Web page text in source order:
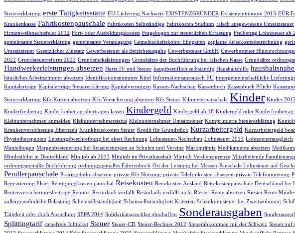
Steuererklärung erste Tätigkeitsstätte EU-Lieferung Nachweis EXISTENZGRÜNDER Existenzminimum 2013 EÜR
Krankenkasse Fahrtkostenpauschale Fahrtkosten Selbständige Fahrtkosten Studium falsch ausgewiesene Umsatzsteuer
Firmenweihnachtsfeier 2012 Fort- oder Ausbildungskosten Fragebogen zur steuerlichen Erfassung Freibetrag Lohnsteuer ab
gemeinsame Steuererklärung gemeinsame Veranlagung Gemeinschaftskonto Ehegatten geplante Reisekostenberechnung
Umsatzsteuer Gesetzlicher Zinssatz Gewerbesteuer als Betriebsausgabe Gewerbesteuer GmbH Gewerbesteuer
2022 Grundsteuerreform 2022 Grundstücksleistungen Grundsätze der Buchführung bei falschen Kasse Grundsätze
Handwerkerleistungen absetzen Hartz IV und Steuer hauptberuflich selbständig Haushaltshilfe
häusliches Arbeitszimmer absetzen Identifikationsnummer Kind Informationsaustausch EU innergemeinschaftliche
Kapitalerträge Kapitalerträge Steuererklärung Kapitalvermögen Kassen-Nachschau Kassenbuch Kassenbuch Pflicht
Steuererklärung Kfz-Kosten absetzen Kfz-Versicherung absetzen Kfz Steuer Kilometerpauschale Kinder Kinder 2012
Kinderfreibetrag Kinderfreibetrag übertragen lassen Kindergeld Kindergeld ab 18 Kindergeld oder Kinderfreibetrag
Kleinunternehmen anmelden Kleinunternehmerstatus Kleinunternehmer Umsatzsteuer Komprimierte Steuererklärung
Krankenversicherung Elternzeit Krankheitskosten Steuer Kredit für Grundstück Kurzarbeitergeld Kurzarbeitergeld
Physiotherapeuten Leistungsbeschreibung bei einer Rechnung Lohnsteuer-Nachschau Lohnsteuer 2013 Lohnsteuerausgleich
Mantelbogen Margenbesteuerung bei Reiseleistungen an Schulen und Vereine Marktprämie Medikamente absetzen
Mindestlohn in Deutschland Minijob ab 2013 Minijob im Privathaushalt Minijob Verdienstgrenze Mitarbeitende
ordnungsgemäße Buchführung ordnungsgemäßes Fahrtenbuch Ort der Leistung bei Messen Pauschale Lohnsteuer auf
Pendlerpauschale Praxisgebühr absetzen private Kfz Nutzung private Telefonkosten absetzen private Telefonnutzung
Registrierung Elster Reinigungskosten pauschal Reisekosten Reisekosten Ausland Reisekostenpauschale Deutschland bei
Rentenversicherungsbeiträge Rentner Resturlaub verfällt Resturlaub verfällt nicht Riester-Rente absetzen Riester Rente
außergewöhnliche Belastung Scheinselbständigkeit Scheinselbständigkeit Kriterien Schenkungsteuer bei Zweitwohnung
Tätigkeit oder doch Anstellung SEPA 2014 Solidaritätszuschlag abschaffen Sonderausgaben
Splittingtarif steuefreie Jobticket Steuer Steuer-CD Steuer-Rechner 2012 Steuerabkommen mit der Schweiz Steuer auf